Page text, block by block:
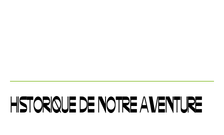
HISTORIQUE DE NOTRE AVENTURE